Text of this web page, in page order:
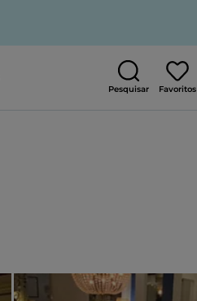
Pesquisar Favoritos